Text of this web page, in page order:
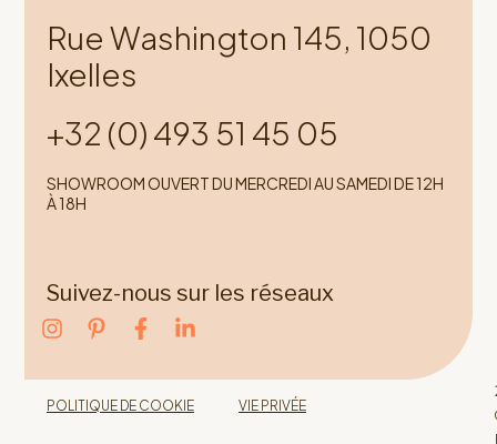
Rue Washington 145, 1050
Ixelles
+32 (0) 493 51 45 05
SHOWROOM OUVERT DU MERCREDI AU SAMEDI DE 12H
À 18H
Suivez-nous sur les réseaux
POLITIQUE DE COOKIE VIE PRIVÉE